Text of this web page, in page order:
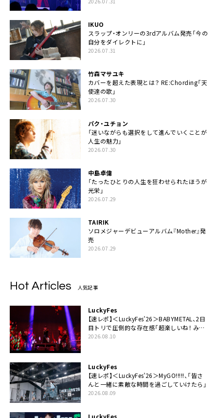
IKUO
スラップ・オンリーの3rdアルバム発売「今の
自分をダイレクトに」
2026.07.31
竹森マサユキ
カバーを超えた表現とは？ RE:Chording「天
使達の歌」
2026.07.30
パク・ユチョン
「迷いながらも選択をして進んでいくことが
人生の魅力」
2026.07.30
中島卓偉
「たったひとりの人生を狂わせられたほうが
光栄」
2026.07.29
TAIRIK
ソロメジャーデビューアルバム『Mother』発
売
2026.07.29
Hot Articles 人気記事
LuckyFes
【速レポ】＜LuckyFes’26＞BABYMETAL、2日
目トリで圧倒的な存在感「超楽しいね！ みん
なありがとう！」
2026.08.10
LuckyFes
【速レポ】＜LuckyFes’26＞MyGO!!!!!、「皆さ
んと一緒に素敵な時間を過ごしていけたら」
2026.08.09
LuckyFes